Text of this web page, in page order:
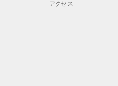
アクセス